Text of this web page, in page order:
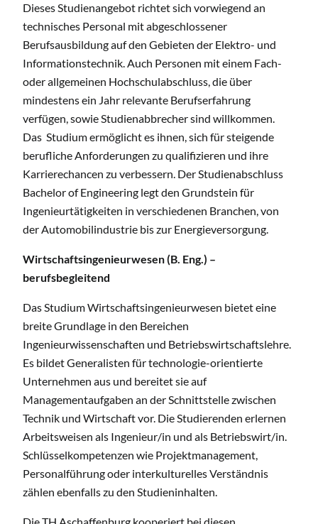
Dieses Studienangebot richtet sich vorwiegend an
technisches Personal mit abgeschlossener
Berufsausbildung auf den Gebieten der Elektro- und
Informationstechnik. Auch Personen mit einem Fach-
oder allgemeinen Hochschulabschluss, die über
mindestens ein Jahr relevante Berufserfahrung
verfügen, sowie Studienabbrecher sind willkommen.
Das Studium ermöglicht es ihnen, sich für steigende
berufliche Anforderungen zu qualifizieren und ihre
Karrierechancen zu verbessern. Der Studienabschluss
Bachelor of Engineering legt den Grundstein für
Ingenieurtätigkeiten in verschiedenen Branchen, von
der Automobilindustrie bis zur Energieversorgung.
Wirtschaftsingenieurwesen (B. Eng.) –
berufsbegleitend
Das Studium Wirtschaftsingenieurwesen bietet eine
breite Grundlage in den Bereichen
Ingenieurwissenschaften und Betriebswirtschaftslehre.
Es bildet Generalisten für technologie-orientierte
Unternehmen aus und bereitet sie auf
Managementaufgaben an der Schnittstelle zwischen
Technik und Wirtschaft vor. Die Studierenden erlernen
Arbeitsweisen als Ingenieur/in und als Betriebswirt/in.
Schlüsselkompetenzen wie Projektmanagement,
Personalführung oder interkulturelles Verständnis
zählen ebenfalls zu den Studieninhalten.